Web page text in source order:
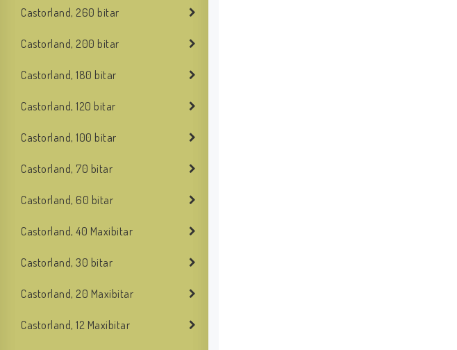
Castorland, 260 bitar
Castorland, 200 bitar
Castorland, 180 bitar
Castorland, 120 bitar
Castorland, 100 bitar
Castorland, 70 bitar
Castorland, 60 bitar
Castorland, 40 Maxibitar
Castorland, 30 bitar
Castorland, 20 Maxibitar
Castorland, 12 Maxibitar